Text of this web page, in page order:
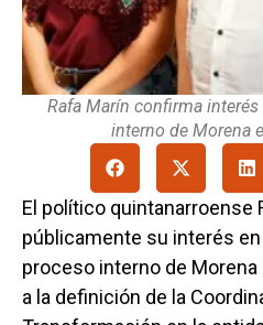
Rafa Marín confirma
interno de Morena
El político quintanarroense
públicamente su interés
proceso interno de Morena
a la definición de la